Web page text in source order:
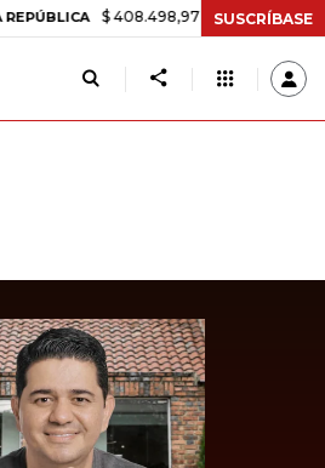
$ 408.498,97 +$ 8.753,81 +2,19%
SUSCRÍBASE